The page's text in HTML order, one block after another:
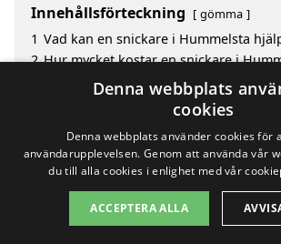
Innehållsförteckning gömma
1 Vad kan en snickare i Hummelsta
2 Hur mycket kostar en snickare i
Fördelar med att välja snickare i
Sök efter en skicklig snickare i de
Copyright 2026 - Pilanto
Om / kontakt Blogg
Denna webbplats
cookies
Denna webbplats använder cookies för
användarupplevelsen. Genom att använda vår
du till alla cookies i enlighet med vår
ACCEPTERA ALLA